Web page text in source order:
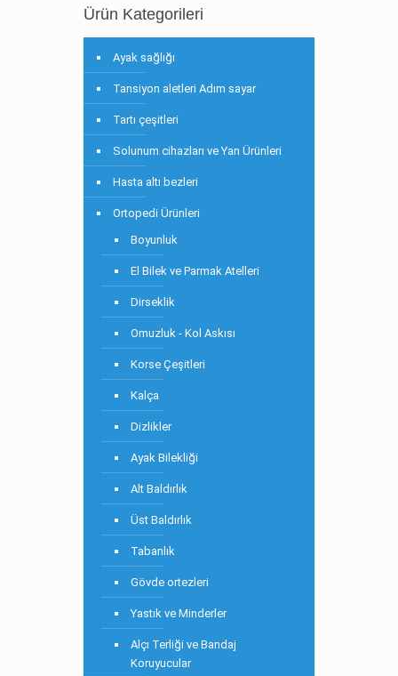
Ürün Kategorileri
Ayak sağlığı
Tansiyon aletleri Adım sayar
Tartı çeşitleri
Solunum cihazları ve Yan Ürünleri
Hasta altı bezleri
Ortopedi Ürünleri
Boyunluk
El Bilek ve Parmak Atelleri
Dirseklik
Omuzluk - Kol Askısı
Korse Çeşitleri
Kalça
Dizlikler
Ayak Bilekliği
Alt Baldırlık
Üst Baldırlık
Tabanlık
Gövde ortezleri
Yastık ve Minderler
Alçı Terliği ve Bandaj
Koruyucular